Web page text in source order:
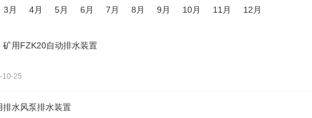
3月 4月 5月 6月 7月 8月 9月 10月 11月 12月
矿用FZK20自动排水装置
10-25
排水风泵排水装置